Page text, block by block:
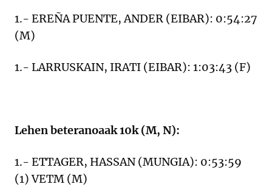
1.- EREÑA PUENTE, ANDER (EIBAR): 0:54:27
(M)
1.- LARRUSKAIN, IRATI (EIBAR): 1:03:43 (F)
Lehen beteranoaak 10k (M, N):
1.- ETTAGER, HASSAN (MUNGIA): 0:53:59
(1) VETM (M)